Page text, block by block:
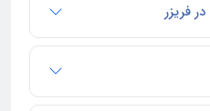
فریزر